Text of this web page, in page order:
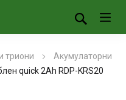
триони
Акумулаторни
quick 2Ah RDP-KRS20